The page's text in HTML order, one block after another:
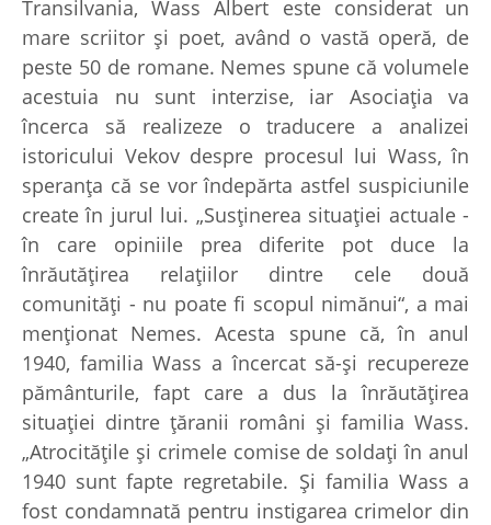
Transilvania, Wass Albert este considerat un
mare scriitor şi poet, având o vastă operă, de
peste 50 de romane. Nemes spune că volumele
acestuia nu sunt interzise, iar Asociaţia va
încerca să realizeze o traducere a analizei
istoricului Vekov despre procesul lui Wass, în
speranţa că se vor îndepărta astfel suspiciunile
create în jurul lui. „Susţinerea situaţiei actuale -
în care opiniile prea diferite pot duce la
înrăutăţirea relaţiilor dintre cele două
comunităţi - nu poate fi scopul nimănui“, a mai
menţionat Nemes. Acesta spune că, în anul
1940, familia Wass a încercat să-şi recupereze
pământurile, fapt care a dus la înrăutăţirea
situaţiei dintre ţăranii români şi familia Wass.
„Atrocităţile şi crimele comise de soldaţi în anul
1940 sunt fapte regretabile. Şi familia Wass a
fost condamnată pentru instigarea crimelor din